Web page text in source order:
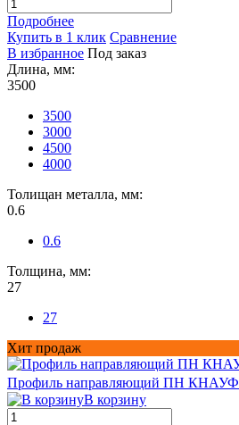
Подробнее
Купить в 1 клик Сравнение
В избранное Под заказ
Длина, мм:
3500
3500
3000
4500
4000
Толищан металла, мм:
0.6
0.6
Толщина, мм:
27
27
Хит продаж
Профиль направляющий ПН КНАУФ
В корзину